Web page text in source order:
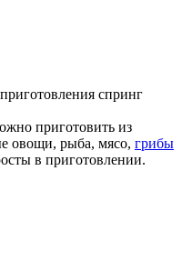
спринг
приготовить из
овощи, рыба, мясо, грибы
в приготовлении.